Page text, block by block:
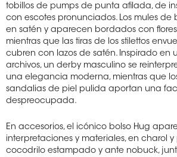
tobillos de pumps de punta afilada, de
con escotes pronunciados. Los mules de
en satén y aparecen bordados con
mientras que las tiras de los stilettos
cubren con lazos de satén. Inspirado en
archivos, un derby masculino se
una elegancia moderna, mientras que
sandalias de piel pulida aportan una
despreocupada.
En accesorios, el icónico bolso Hug
interpretaciones y materiales, en charol y
cocodrilo estampado y ante nobuck,